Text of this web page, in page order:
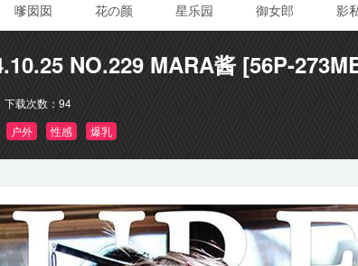
嗲囡囡 花の颜 星乐园 御女郎 影
NO.229 MARA酱 [56P-
下载次数： 94
户外 性感 爆乳